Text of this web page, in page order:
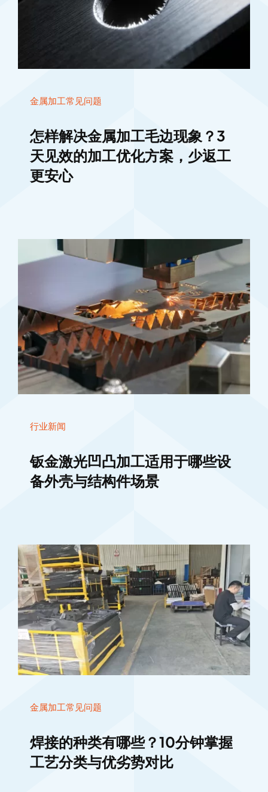
金属加工常见问题
怎样解决金属加工毛边现象？3
天见效的加工优化方案，少返工
更安心
行业新闻
钣金激光凹凸加工适用于哪些设
备外壳与结构件场景
金属加工常见问题
焊接的种类有哪些？10分钟掌握
工艺分类与优劣势对比